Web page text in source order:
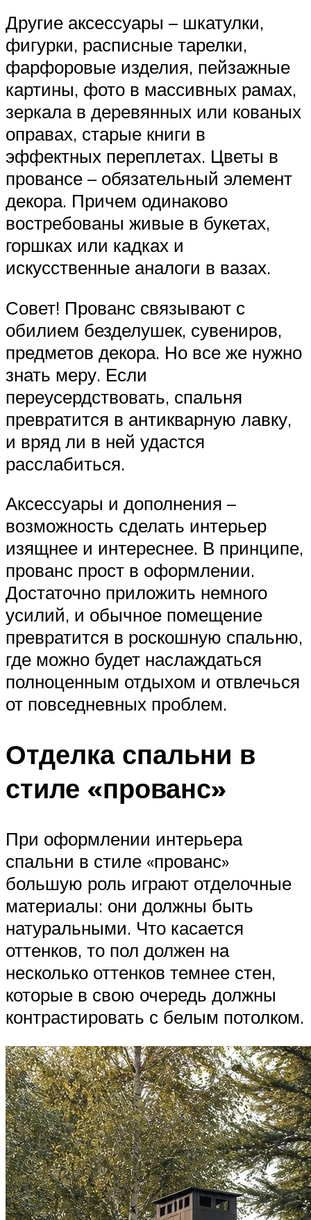
Другие аксессуары – шкатулки,
фигурки, расписные тарелки,
фарфоровые изделия, пейзажные
картины, фото в массивных рамах,
зеркала в деревянных или кованых
оправах, старые книги в
эффектных переплетах. Цветы в
провансе – обязательный элемент
декора. Причем одинаково
востребованы живые в букетах,
горшках или кадках и
искусственные аналоги в вазах.
Совет! Прованс связывают с
обилием безделушек, сувениров,
предметов декора. Но все же нужно
знать меру. Если
переусердствовать, спальня
превратится в антикварную лавку,
и вряд ли в ней удастся
расслабиться.
Аксессуары и дополнения –
возможность сделать интерьер
изящнее и интереснее. В принципе,
прованс прост в оформлении.
Достаточно приложить немного
усилий, и обычное помещение
превратится в роскошную спальню,
где можно будет наслаждаться
полноценным отдыхом и отвлечься
от повседневных проблем.
Отделка спальни в
стиле «прованс»
При оформлении интерьера
спальни в стиле «прованс»
большую роль играют отделочные
материалы: они должны быть
натуральными. Что касается
оттенков, то пол должен на
несколько оттенков темнее стен,
которые в свою очередь должны
контрастировать с белым потолком.